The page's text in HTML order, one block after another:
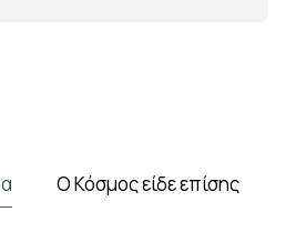
newsletter του Madras.gr
Ο Κόσμος είδε επίσης